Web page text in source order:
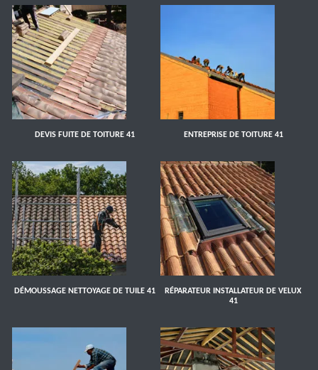
DEVIS FUITE DE TOITURE 41 ENTREPRISE DE TOITURE 41
DÉMOUSSAGE NETTOYAGE DE TUILE 41
RÉPARATEUR INSTALLATEUR DE VELUX
41